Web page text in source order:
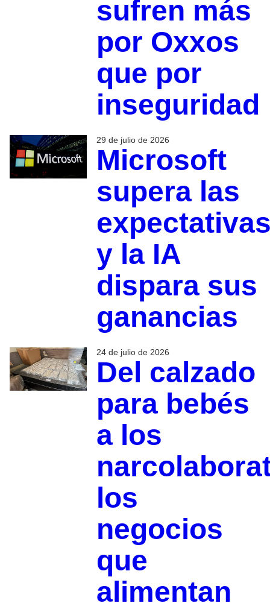
sufren más
por Oxxos
que por
inseguridad
29 de julio de 2026
Microsoft
supera las
y la IA
dispara sus
ganancias
24 de julio de 2026
Del calzado
para bebés
a los
los
negocios
que
alimentan